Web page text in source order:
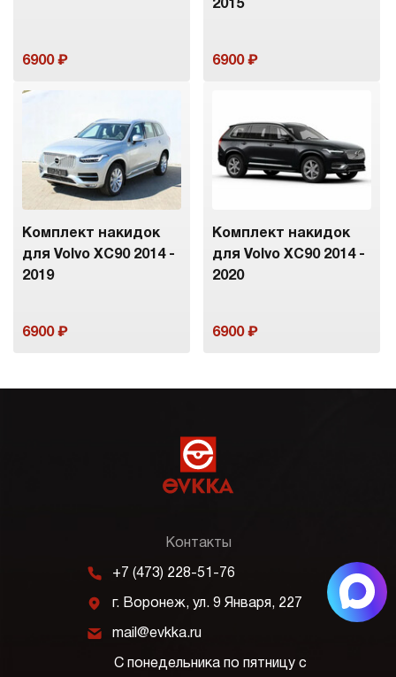
6900
2015
6900
Комплект накидок
для Volvo XC90 2014 -
2019
6900
Комплект накидок
для Volvo XC90 2014 -
2020
6900
Контакты
m +7 (473) 228-51-76
j г. Воронеж, ул. 9 Января, 227
k mail@evkka.ru
С понедельника по пятницу с